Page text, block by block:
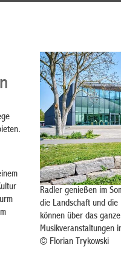
Radler genießen im
die Landschaft und
können über das
Musikveranstaltungen
© Florian Trykowski